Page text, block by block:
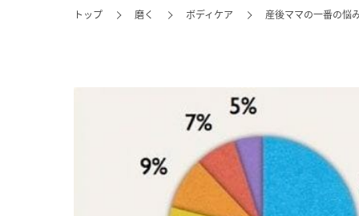
トップ 磨く ボディケア 産後ママの一番の悩